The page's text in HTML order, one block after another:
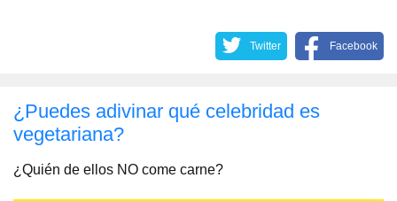
Twitter Facebook
¿Puedes adivinar qué celebridad es
vegetariana?
¿Quién de ellos NO come carne?